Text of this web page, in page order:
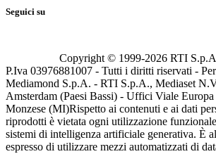
Seguici su
Copyright © 1999-2026 RTI
P.Iva 03976881007 - Tutti i diritti riservati -
Mediamond S.p.A. - RTI S.p.A., Mediaset
Amsterdam (Paesi Bassi) - Uffici Viale
Monzese (MI)Rispetto ai contenuti e ai dati
riprodotti è vietata ogni utilizzazione
sistemi di intelligenza artificiale generativa. È
espresso di utilizzare mezzi automatizzati di